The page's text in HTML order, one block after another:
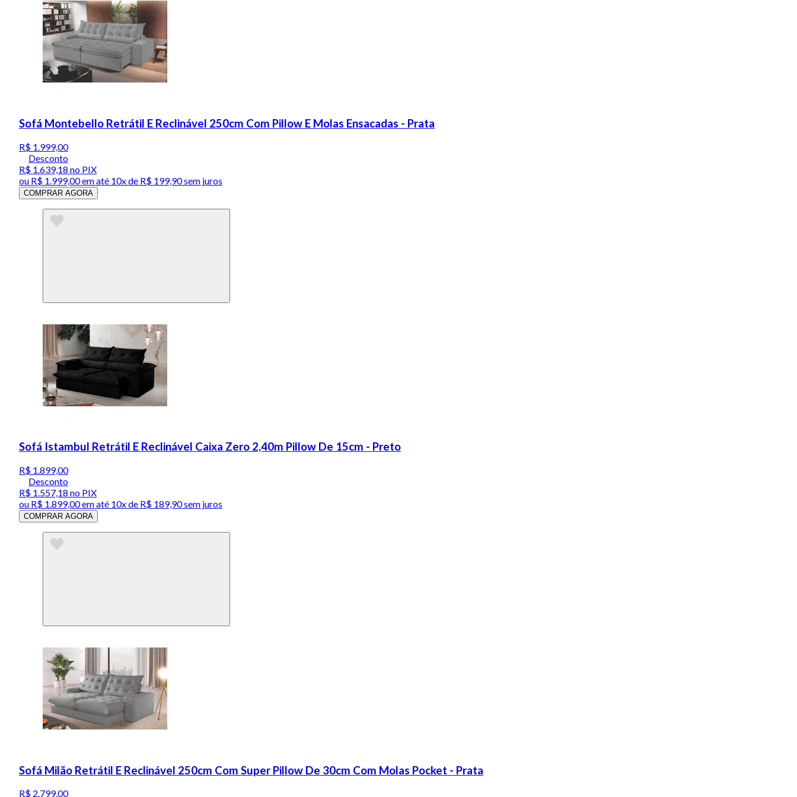
Sofá Montebello Retrátil E Reclinável 250cm Com Pillow E Molas Ensacadas - Prata
R$ 1.999,00
Desconto
R$ 1.639,18 no PIX
ou R$ 1.999,00em até 10x de R$ 199,90 sem juros
COMPRAR AGORA
Sofá Istambul Retrátil E Reclinável Caixa Zero 2,40m Pillow De 15cm - Preto
R$ 1.899,00
Desconto
R$ 1.557,18 no PIX
ou R$ 1.899,00em até 10x de R$ 189,90 sem juros
COMPRAR AGORA
Sofá Milão Retrátil E Reclinável 250cm Com Super Pillow De 30cm Com Molas Pocket - Prata
R$ 2.799,00